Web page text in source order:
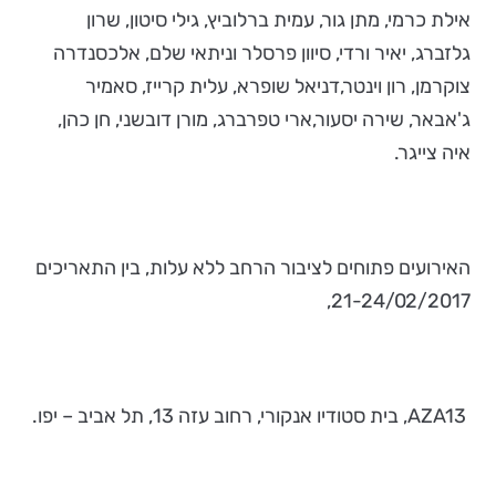
אילת כרמי, מתן גור, עמית ברלוביץ, גילי סיטון, שרון
גלזברג, יאיר ורדי, סיוון פרסלר וניתאי שלם, אלכסנדרה
צוקרמן, רון וינטר,דניאל שופרא, עלית קרייז, סאמיר
ג'אבאר, שירה יסעור,ארי טפרברג, מורן דובשני, חן כהן,
איה צייגר.
האירועים פתוחים לציבור הרחב ללא עלות, בין התאריכים
21-24/02/2017,